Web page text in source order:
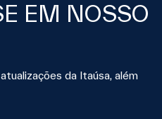
EM NOSSO
da Itaúsa, além